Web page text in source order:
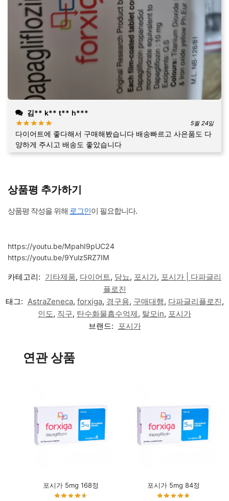
김** k** t** h***
5월 24일
다이어트에 좋다해서 구매해봤습니다 배송빠르고 사은품도 다
양하게 주시고 배송도 좋았습니다
상품평 추가하기
상품평 작성을 위해 로그인이 필요합니다.
https://youtu.be/MpahI9pUC24
https://youtu.be/9Yulz5RZ7IM
카테고리: 기타제품, 다이어트, 당뇨, 포시가, 포시가 | 다파글리
플로진
태그: AstraZeneca, forxiga, 경구용, 구매대행, 다파글리플로진,
인도, 직구, 탄수화물흡수억제, 탈모in, 포시가
브랜드: 포시가
연관 상품
포시가 5mg 168정 포시가 5mg 84정